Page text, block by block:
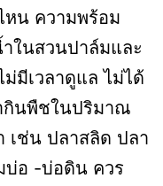
หน ความพร้อม
ำในสวนปาล์มและ
มีเวลาดูแล ไม่ได้
กินพืชในปริมาณ
เช่น ปลาสลิด ปลา
บ่อ -บ่อดิน ควร